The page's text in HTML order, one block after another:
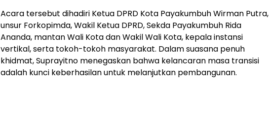
Acara tersebut dihadiri Ketua DPRD Kota Payakumbuh Wirman Putra,
unsur Forkopimda, Wakil Ketua DPRD, Sekda Payakumbuh Rida
Ananda, mantan Wali Kota dan Wakil Wali Kota, kepala instansi
vertikal, serta tokoh-tokoh masyarakat. Dalam suasana penuh
khidmat, Suprayitno menegaskan bahwa kelancaran masa transisi
adalah kunci keberhasilan untuk melanjutkan pembangunan.